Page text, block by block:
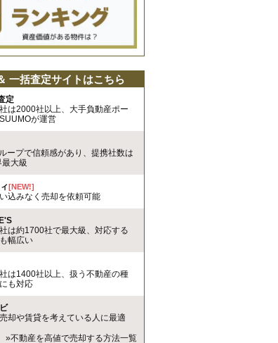
一括査定サイトはこちら
定
は2000社以上、大手負動産ポー
が運営
ープで信頼感があり、提携社数は
大級
[NEW!]
込みなく売却を依頼可能
は約1700社で最大級、対応する
幅広い
は1400社以上、扱う不動産の種
も対応
却や賃貸を考えている人に最適
»不動産を高値で売却する方法一覧